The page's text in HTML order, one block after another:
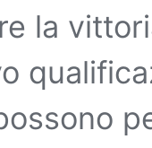
la